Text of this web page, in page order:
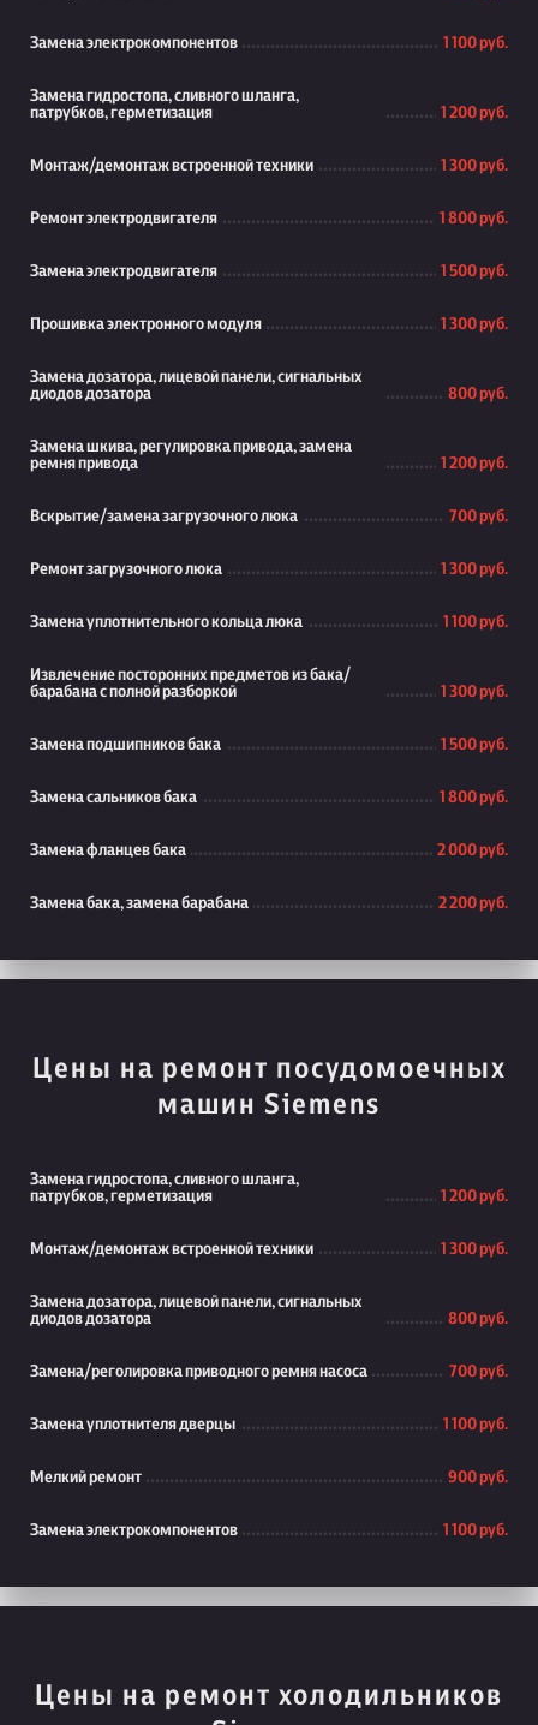
Замена электрокомпонентов 1 100 руб.
Замена гидростопа, сливного шланга,
патрубков, герметизация
1 200 руб.
Монтаж/демонтаж встроенной техники 1 300 руб.
Ремонт электродвигателя 1 800 руб.
Замена электродвигателя 1 500 руб.
Прошивка электронного модуля 1 300 руб.
Замена дозатора, лицевой панели, сигнальных
диодов дозатора
800 руб.
Замена шкива, регулировка привода, замена
ремня привода
1 200 руб.
Вскрытие/замена загрузочного люка 700 руб.
Ремонт загрузочного люка 1 300 руб.
Замена уплотнительного кольца люка 1 100 руб.
Извлечение посторонних предметов из бака/
барабана с полной разборкой
1 300 руб.
Замена подшипников бака 1 500 руб.
Замена сальников бака 1 800 руб.
Замена фланцев бака 2 000 руб.
Замена бака, замена барабана 2 200 руб.
Цены на ремонт посудомоечных
машин Siemens
Замена гидростопа, сливного шланга,
патрубков, герметизация
1 200 руб.
Монтаж/демонтаж встроенной техники 1 300 руб.
Замена дозатора, лицевой панели, сигнальных
диодов дозатора
800 руб.
Замена/реголировка приводного ремня насоса 700 руб.
Замена уплотнителя дверцы 1 100 руб.
Мелкий ремонт 900 руб.
Замена электрокомпонентов 1 100 руб.
Цены на ремонт холодильников